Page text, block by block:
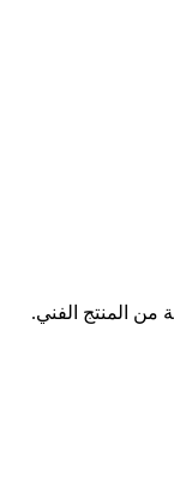
من المنتج الفني.